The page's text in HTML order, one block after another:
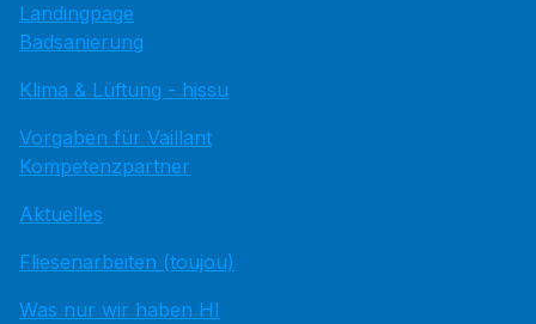
Landingpage
Badsanierung
Klima & Lüftung - hissu
Vorgaben für Vaillant
Kompetenzpartner
Aktuelles
Fliesenarbeiten (toujou)
Was nur wir haben HI